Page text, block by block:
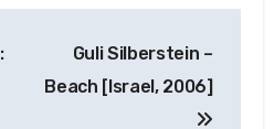
Guli Silberstein –
Beach [Israel, 2006]